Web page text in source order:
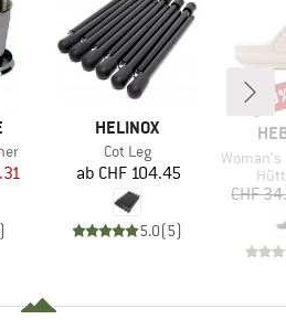
Preis
)
MARKE
HELINOX
Artikel
Cot Leg
Preis
ab CHF 104.45
5.0(5)
Artikel
Woman's
CHF